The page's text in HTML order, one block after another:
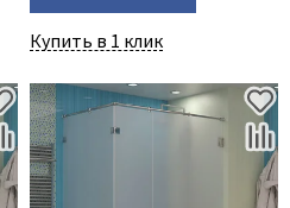
Купить в 1 клик